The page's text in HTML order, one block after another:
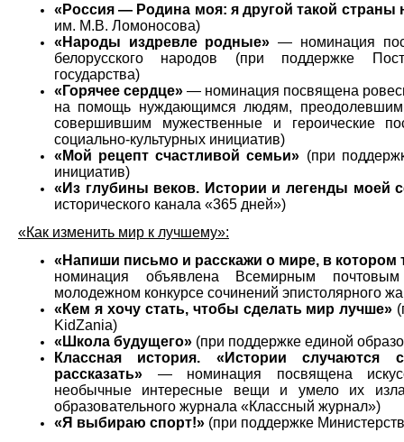
«Россия — Родина моя: я другой такой
им. М.В. Ломоносова)
«Народы издревле родные» — номинация
белорусского народов (при поддержке
государства)
«Горячее сердце» — номинация посвящена
на помощь нуждающимся людям, преодолевшим
совершившим мужественные и героические
социально-культурных инициатив)
«Мой рецепт счастливой семьи» (при
инициатив)
«Из глубины веков. Истории и легенды моей
исторического канала «365 дней»)
«Как изменить мир к лучшему»:
«Напиши письмо и расскажи о мире, в котором
номинация объявлена Всемирным
молодежном конкурсе сочинений эпистолярного
«Кем я хочу стать, чтобы сделать мир лучше»
KidZania)
«Школа будущего» (при поддержке единой
Классная история. «Истории
рассказать» — номинация посвящена
необычные интересные вещи и умело их
образовательного журнала «Классный журнал»)
«Я выбираю спорт!» (при поддержке